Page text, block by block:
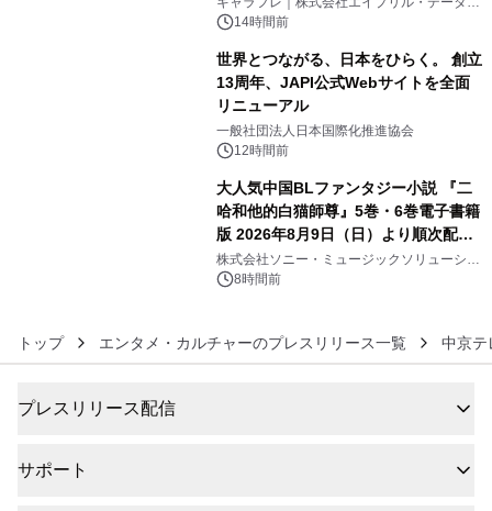
デザインズ
14時間前
世界とつながる、日本をひらく。 創立
13周年、JAPI公式Webサイトを全面
リニューアル
一般社団法人日本国際化推進協会
12時間前
大人気中国BLファンタジー小説 『二
哈和他的白猫師尊』5巻・6巻電子書籍
版 2026年8月9日（日）より順次配信
開始
株式会社ソニー・ミュージックソリューショ
ンズ8時間前
トップ エンタメ・カルチャーのプレスリリース一覧 中京テ
プレスリリース配信
サポート